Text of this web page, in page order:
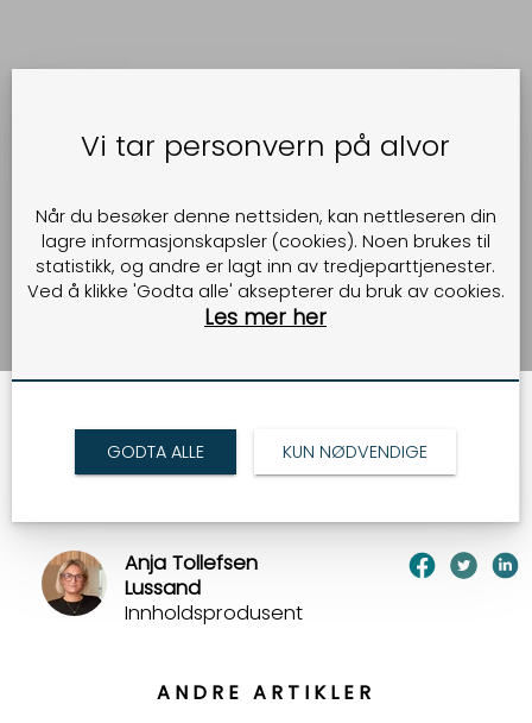
– Her føler vi oss
hjemme – på jobb
[Ingress NL]
Anja Tollefsen
Lussand
Innholdsprodusent
ANDRE ARTIKLER
Vi tar personvern på alvor
Når du besøker denne nettsiden, kan nettleseren din
lagre informasjonskapsler (cookies). Noen brukes til
statistikk, og andre er lagt inn av tredjeparttjenester.
Ved å klikke 'Godta alle' aksepterer du bruk av cookies.
Les mer her
GODTA ALLE KUN NØDVENDIGE